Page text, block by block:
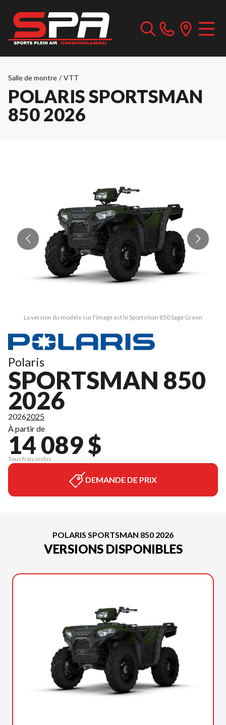
Salle de montre / VTT
POLARIS SPORTSMAN
850 2026
La version du modèle sur l'image est le Sportsman 850 Sage Green
Polaris
SPORTSMAN 850
2026
20262025
À partir de
14 089 $
Tous frais inclus
DEMANDE DE PRIX
POLARIS SPORTSMAN 850 2026
VERSIONS DISPONIBLES